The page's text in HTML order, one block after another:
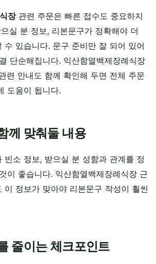
장관련 주문은 빠른 접수도 중요하지
실 분 정보, 리본문구가 정확해야 더
수 있습니다. 문구 준비만 잘 되어 있어
단순해집니다. 익산함열백제장례식장
련 안내도 함께 확인해 두면 전체 주문
도움이 됩니다.
께 맞춰둘 내용
빈소 정보, 받으실 분 성함과 관계를 정
이 좋습니다. 익산함열백제장례식장 근
이 정보가 맞아야 리본문구 작성이 훨씬
줄이는 체크포인트